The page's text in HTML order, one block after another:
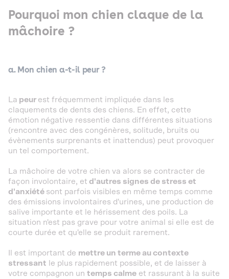
Pourquoi mon chien claque de la
mâchoire ?
a. Mon chien a-t-il peur ?
La peur est fréquemment impliquée dans les
claquements de dents des chiens. En effet, cette
émotion négative ressentie dans différentes situations
(rencontre avec des congénères, solitude, bruits ou
évènements surprenants et inattendus) peut provoquer
un tel comportement.
La mâchoire de votre chien va alors se contracter de
façon involontaire, et d'autres signes de stress et
d'anxiété sont parfois visibles en même temps comme
des émissions involontaires d'urines, une production de
salive importante et le hérissement des poils. La
situation n'est pas grave pour votre animal si elle est de
courte durée et qu'elle se produit rarement.
Il est important de mettre un terme au contexte
stressant le plus rapidement possible, et de laisser à
votre compagnon un temps calme et rassurant à la suite